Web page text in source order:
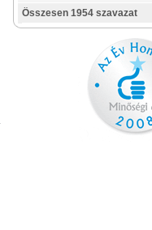
Összesen 1954 szavazat